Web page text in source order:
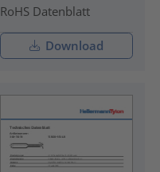
RoHS Datenblatt
Download